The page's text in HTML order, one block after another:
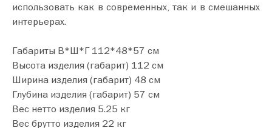
использовать как в современных, так и в смешанных
интерьерах.
Габариты В*Ш*Г 112*48*57 см
Высота изделия (габарит) 112 см
Ширина изделия (габарит) 48 см
Глубина изделия (габарит) 57 см
Вес нетто изделия 5.25 кг
Вес брутто изделия 22 кг